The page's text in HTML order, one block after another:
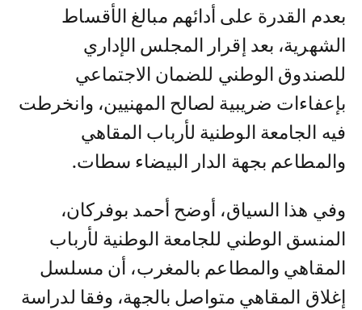
بعدم القدرة على أدائهم مبالغ الأقساط
الشهرية، بعد إقرار المجلس الإداري
للصندوق الوطني للضمان الاجتماعي
بإعفاءات ضريبية لصالح المهنيين، وانخرطت
فيه الجامعة الوطنية لأرباب المقاهي
والمطاعم بجهة الدار البيضاء سطات.
وفي هذا السياق، أوضح أحمد بوفركان،
المنسق الوطني للجامعة الوطنية لأرباب
المقاهي والمطاعم بالمغرب، أن مسلسل
إغلاق المقاهي متواصل بالجهة، وفقا لدراسة